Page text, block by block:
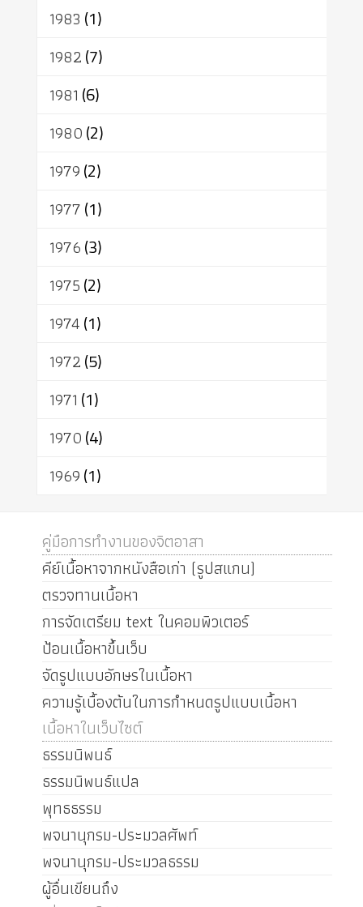
1983 (1)
1982(7)
1981 (6)
1980(2)
1979(2)
1977(1)
1976(3)
1975(2)
1974(1)
1972(5)
1971 (1)
1970(4)
1969(1)
คู่มือการทำงานของจิตอาสา
คีย์เนื้อหาจากหนังสือเก่า (รูปสแกน)
ตรวจทานเนื้อหา
การจัดเตรียม text ในคอมพิวเตอร์
ป้อนเนื้อหาขึ้นเว็บ
จัดรูปแบบอักษรในเนื้อหา
ความรู้เบื้องต้นในการกำหนดรูปแบบเนื้อหา
เนื้อหาในเว็บไซต์
ธรรมนิพนธ์
ธรรมนิพนธ์แปล
พุทธธรรม
พจนานุกรม-ประมวลศัพท์
พจนานุกรม-ประมวลธรรม
ผู้อื่นเขียนถึง